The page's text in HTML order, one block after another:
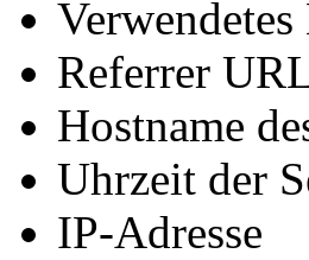
Referrer
Hostname
Uhrzeit der
IP-Adresse